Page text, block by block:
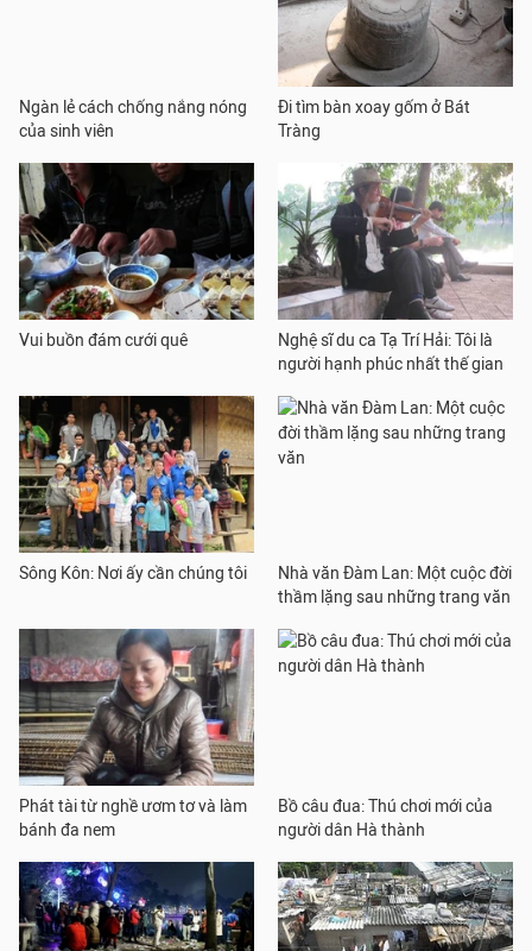
Ngàn lẻ cách chống nắng nóng
của sinh viên
Đi tìm bàn xoay gốm ở Bát
Tràng
Vui buồn đám cưới quê
Nghệ sĩ du ca Tạ Trí Hải: Tôi là
người hạnh phúc nhất thế gian
Sông Kôn: Nơi ấy cần chúng tôi
Nhà văn Đàm Lan: Một cuộc đời
thầm lặng sau những trang văn
Phát tài từ nghề ươm tơ và làm
bánh đa nem
Bồ câu đua: Thú chơi mới của
người dân Hà thành